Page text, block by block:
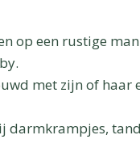
op een rustige
met zijn of haar
darmkrampjes,